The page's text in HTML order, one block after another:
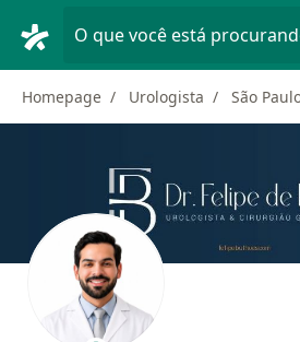
O que você está
Homepage Urologista São